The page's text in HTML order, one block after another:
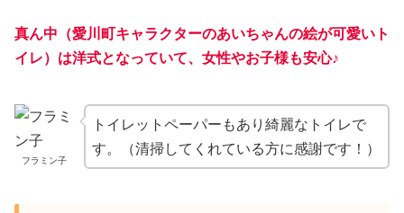
真ん中（愛川町キャラクターのあいちゃんの絵が可愛いト
イレ）は洋式となっていて、女性やお子様も安心♪
フラミン子
トイレットペーパーもあり綺麗なトイレで
す。（清掃してくれている方に感謝です！）